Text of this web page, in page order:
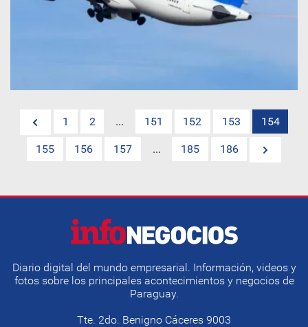
1 2 ... 151 152 153 154
155 156 157 ... 185 186
Diario digital del mundo empresarial. Información, videos y
fotos sobre los principales acontecimientos y negocios de
Paraguay.
Tte. 2do. Benigno Cáceres 9003